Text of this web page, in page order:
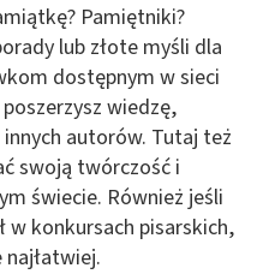
Pamiętniki?
lub złote myśli dla
dostępnym w sieci
wiedzę,
autorów. Tutaj też
swoją twórczość i
świecie. Również jeśli
w konkursach pisarskich,